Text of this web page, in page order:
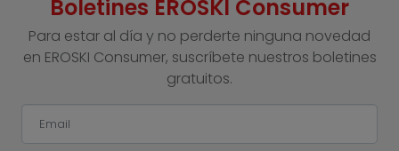
Boletines EROSKI Consumer
Para estar al día y no perderte ninguna novedad
en EROSKI Consumer, suscríbete nuestros boletines
gratuitos.